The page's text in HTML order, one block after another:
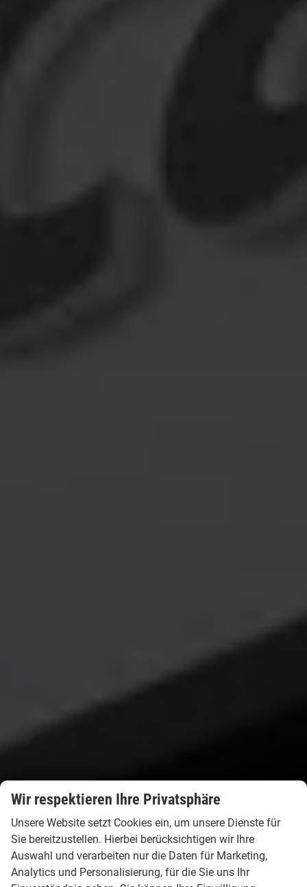
Wir respektieren Ihre Privatsphäre
Unsere Website setzt Cookies ein, um unsere Dienste für
Sie bereitzustellen. Hierbei berücksichtigen wir Ihre
Auswahl und verarbeiten nur die Daten für Marketing,
Analytics und Personalisierung, für die Sie uns Ihr